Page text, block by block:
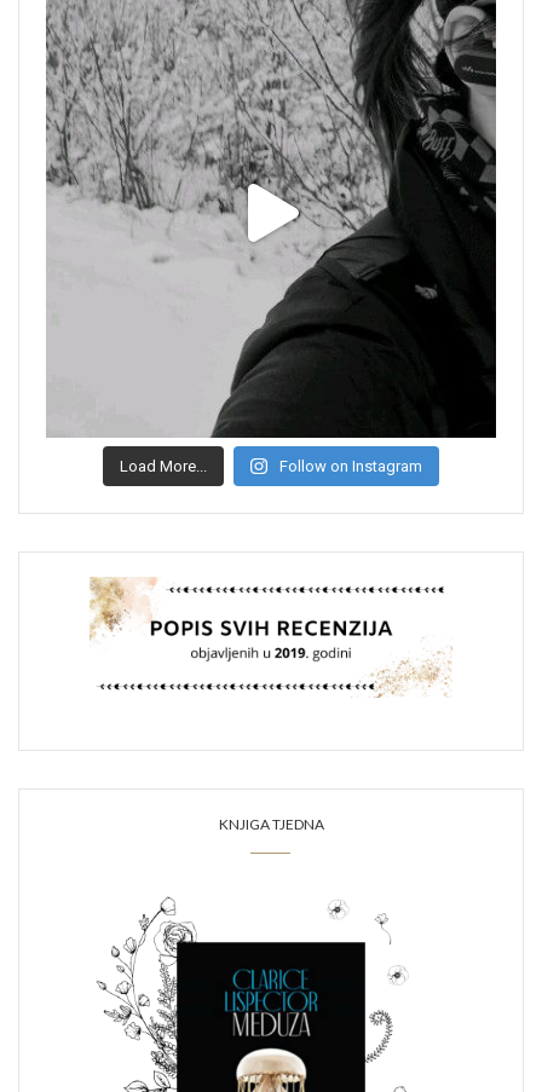
Load More... Follow on Instagram
KNJIGA TJEDNA